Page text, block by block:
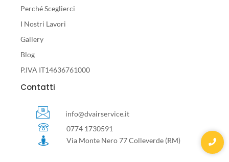
Perché Sceglierci
I Nostri Lavori
Gallery
Blog
P.IVA IT14636761000
Contatti
info@dvairservice.it
0774 1730591
Via Monte Nero 77 Colleverde (RM)